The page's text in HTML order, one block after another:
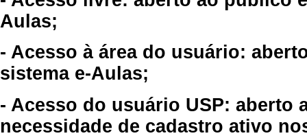
Aulas;
- Acesso à área do usuário:
sistema e-Aulas;
- Acesso do usuário USP: aberto
necessidade de cadastro ativo